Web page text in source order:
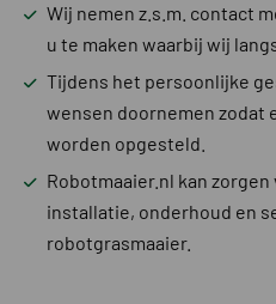
Wij nemen z.s.m. contact
u te maken waarbij wij
Tijdens het persoonlijke
wensen doornemen zodat
worden opgesteld.
Robotmaaier.nl kan
installatie, onderhoud en
robotgrasmaaier.